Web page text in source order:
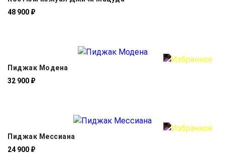
48 900 ₽
Пиджак Модена
32 900 ₽
Пиджак Мессиана
24 900 ₽